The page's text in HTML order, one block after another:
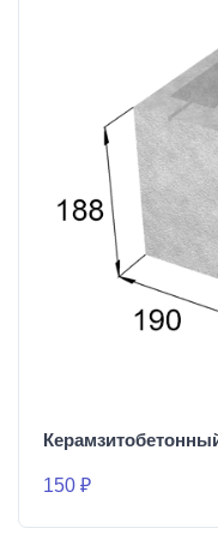
150 ₽